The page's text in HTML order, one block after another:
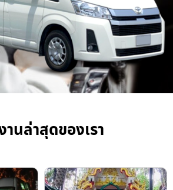
นล่าสุดของเรา